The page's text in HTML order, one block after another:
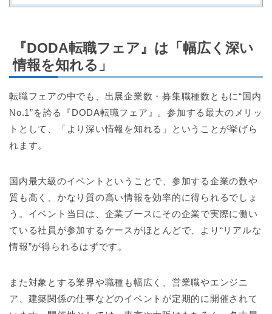
『DODA転職フェア』は「幅広く深い
情報を知れる」
転職フェアの中でも、出展企業数・募集職種数ともに“国内
No.1”を誇る『DODA転職フェア』。参加する最大のメリッ
トとして、「より深い情報を知れる」ということが挙げら
れます。
国内最大級のイベントということで、参加する企業の数や
質も高く、かなり質の高い情報を効率的に得られるでしょ
う。イベント当日は、企業ブースにその企業で実際に働い
ている社員が参加するケースがほとんどで、より“リアルな
情報”が得られるはずです。
また対象とする業界や職種も幅広く、営業職やエンジニ
ア、建築関係の仕事などのイベントが定期的に開催されて